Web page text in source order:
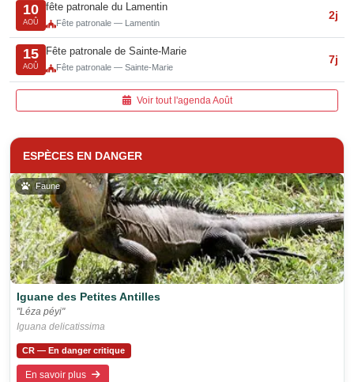
10
AOÛ
fête patronale du Lamentin
Fête patronale — Lamentin
2j
15
AOÛ
Fête patronale de Sainte-Marie
Fête patronale — Sainte-Marie
7j
Voir tout l'agenda Août
ESPÈCES EN DANGER
Faune
Iguane des Petites Antilles
"Léza péyi"
Iguana delicatissima
CR — En danger critique
En savoir plus